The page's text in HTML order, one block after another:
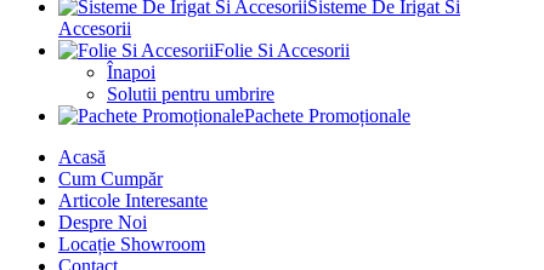
Sisteme De Irigat Si
Accesorii
Folie Si Accesorii
Înapoi
Solutii pentru umbrire
Pachete Promoționale
Acasă
Cum Cumpăr
Articole Interesante
Despre Noi
Locație Showroom
Contact